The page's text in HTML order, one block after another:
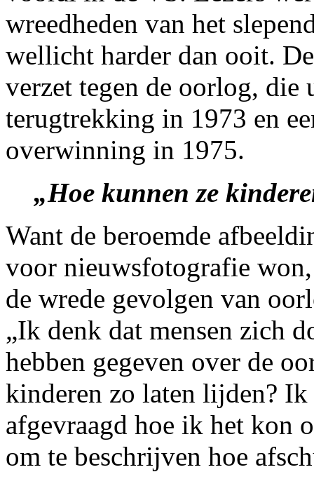
wreedheden van het
wellicht harder dan ooit.
verzet tegen de oorlog, die
terugtrekking in 1973 en
overwinning in 1975.
„Hoe kunnen ze
Want de beroemde
voor nieuwsfotografie
de wrede gevolgen van
„Ik denk dat mensen zich
hebben gegeven over de
kinderen zo laten lijden?
afgevraagd hoe ik het kon
om te beschrijven hoe